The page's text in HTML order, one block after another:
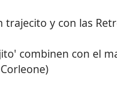
trajecito y con las
combinen con el